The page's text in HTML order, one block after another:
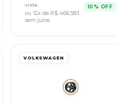
vista
ou 12x de R$ 466,583
sem juros
10% OFF
VOLKSWAGEN